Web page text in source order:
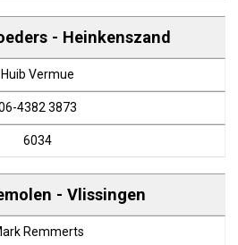
- Heinkenszand
Huib Vermue
4382 3873
6034
- Vlissingen
Remmerts